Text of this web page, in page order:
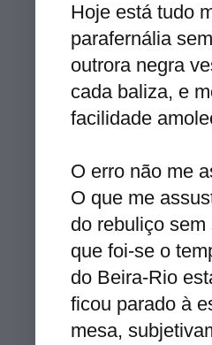
Hoje está tudo
parafernália
outrora negra
cada baliza, e
facilidade
O erro não me
O que me
do rebuliço
que foi-se o
do Beira-Rio
ficou parado à
mesa,